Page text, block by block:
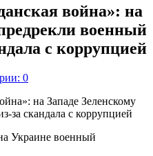
война»: на
военный
с коррупцией
0
Украине военный